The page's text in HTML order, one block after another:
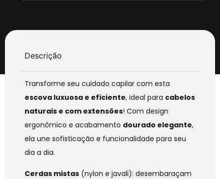
Descrição
Transforme seu cuidado capilar com esta
escova luxuosa e eficiente, ideal para cabelos
naturais e com extensões! Com design
ergonômico e acabamento dourado elegante,
ela une sofisticação e funcionalidade para seu
dia a dia.
Cerdas mistas (nylon e javali): desembaraçam